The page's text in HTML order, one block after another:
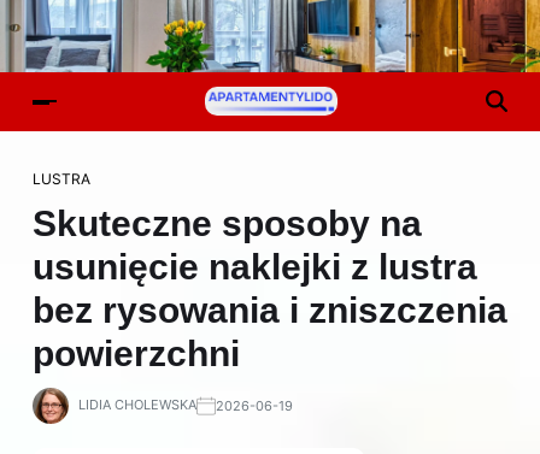
LUSTRA
Skuteczne sposoby na
usunięcie naklejki z lustra
bez rysowania i zniszczenia
powierzchni
LIDIA CHOLEWSKA 2026-06-19